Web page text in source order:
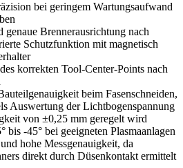
bei geringem Wartungsaufwand
genaue Brennerausrichtung nach
Schutzfunktion mit magnetisch
korrekten Tool-Center-Points nach
beim Fasenschneiden,
Auswertung der Lichtbogenspannung
von ±0,25 mm geregelt wird
bis -45° bei geeigneten Plasmaanlagen
hohe Messgenauigkeit, da
direkt durch Düsenkontakt ermittelt